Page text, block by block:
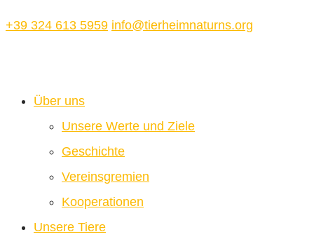
+39 324 613 5959 info@tierheimnaturns.org
Über uns
Unsere Werte und Ziele
Geschichte
Vereinsgremien
Kooperationen
Unsere Tiere